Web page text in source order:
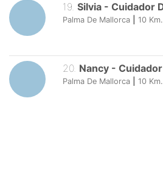
19. Silvia - Cuidador
Palma De Mallorca 10 Km.
20. Nancy -
Palma De Mallorca 10 Km.